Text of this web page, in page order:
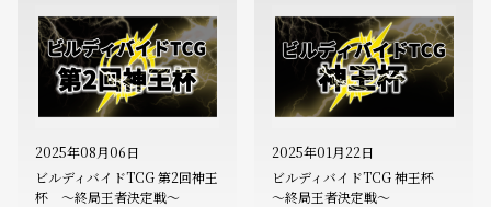
2025年08月06日
ビルディバイドTCG 第2回神王
杯 ～終局王者決定戦～
2025年01月22日
ビルディバイドTCG 神王杯
～終局王者決定戦～